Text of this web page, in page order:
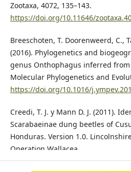
Zootaxa, 4072, 135–143.
https://doi.org/10.11646/
Breeschoten, T. Doorenweerd, C.,
(2016). Phylogenetics and
genus Onthophagus inferred
Molecular Phylogenetics and
https://doi.org/10.1016/
Creedi, T. J. y Mann D. J. (2011).
Scarabaeinae dung beetles of
Honduras. Version 1.0.
Operation Wallacea.